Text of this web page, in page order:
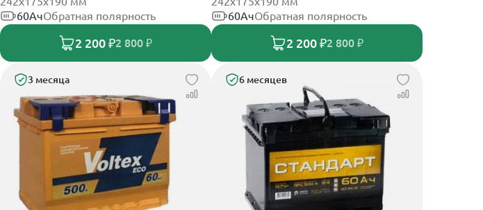
60АчОбратная полярность
2 200 ₽2 800 ₽
60АчОбратная полярность
2 200 ₽2 800 ₽
3 месяца 6 месяцев